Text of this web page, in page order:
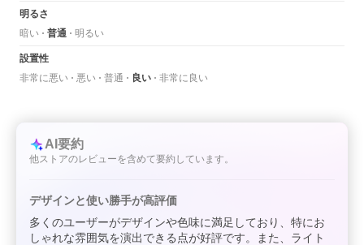
明るさ
暗い
普通 明るい
設置性
非常に悪い
悪い 普通 良い 非常に良い
AI要約
他ストアのレビューを含めて要約しています。
デザインと使い勝手が高評価
多くのユーザーがデザインや色味に満足しており、特にお
しゃれな雰囲気を演出できる点が好評です。また、ライト